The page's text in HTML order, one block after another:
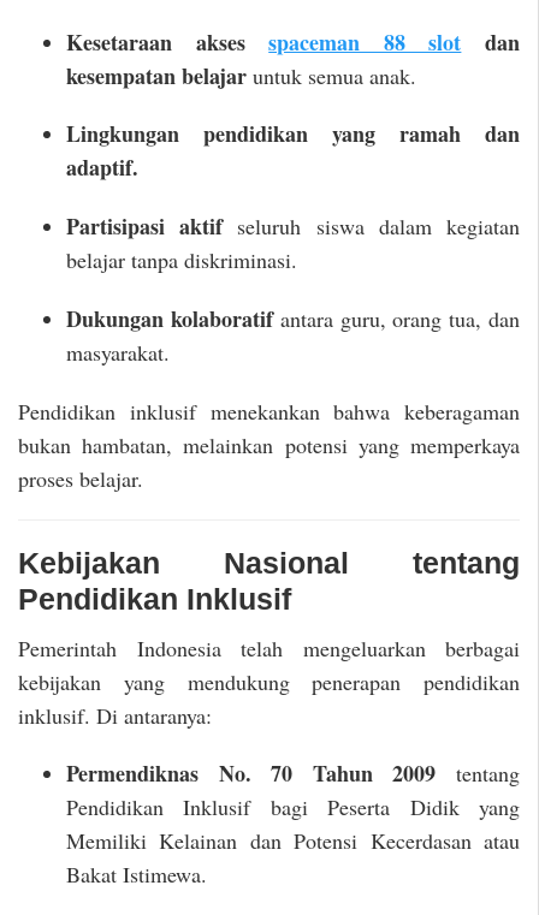
Kesetaraan aksesspaceman 88 slot dan
kesempatan belajar untuk semua anak.
Lingkungan pendidikan yang ramah dan
adaptif.
Partisipasi aktifseluruh siswa dalam kegiatan
belajar tanpa diskriminasi.
Dukungan kolaboratifantara guru, orang tua, dan
masyarakat.
Pendidikan inklusif menekankan bahwa keberagaman
bukan hambatan, melainkan potensi yang memperkaya
proses belajar.
Kebijakan Nasional tentang
Pendidikan Inklusif
Pemerintah Indonesia telah mengeluarkan berbagai
kebijakan yang mendukung penerapan pendidikan
inklusif. Di antaranya:
Permendiknas No. 70 Tahun 2009 tentang
Pendidikan Inklusif bagi Peserta Didik yang
Memiliki Kelainan dan Potensi Kecerdasan atau
Bakat Istimewa.